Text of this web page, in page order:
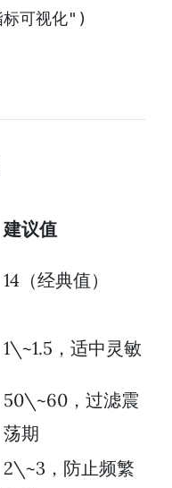
可视化")
建议值
14（经典值）
1\~1.5，适中灵敏
50\~60，过滤震
荡期
2\~3，防止频繁